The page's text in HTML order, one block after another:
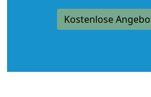
Kostenlose